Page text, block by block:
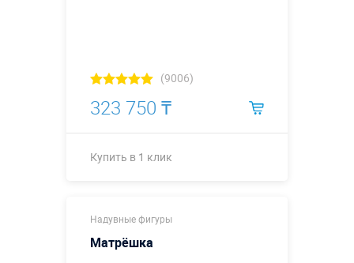
(9006)
323 750 ₸
Купить в 1 клик
Надувные фигуры
Матрёшка